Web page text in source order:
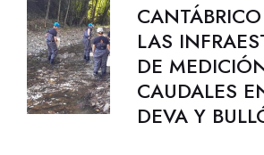
LAS
DE
CAUDALES
DEVA Y